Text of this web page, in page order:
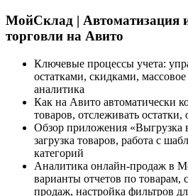
МойСклад | Автоматизация
торговли на Авито
Ключевые процессы учета:
остатками, скидками,
аналитика
Как на Авито автоматически
товаров, отслеживать
Обзор приложения «Выгрузка
загрузка товаров, работа с
категорий
Аналитика онлайн-продаж в
варианты отчетов по товарам,
продаж, настройка фильтров